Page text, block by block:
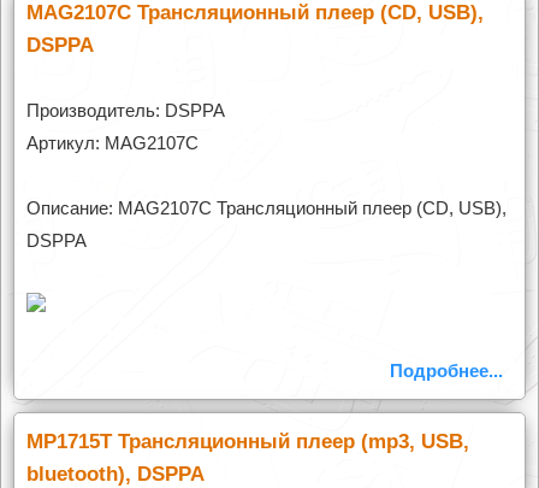
MAG2107C Трансляционный плеер (CD, USB),
DSPPA
Производитель: DSPPA
Артикул: MAG2107C
Описание: MAG2107C Трансляционный плеер (CD, USB),
DSPPA
Подробнее...
MP1715T Трансляционный плеер (mp3, USB,
bluetooth), DSPPA